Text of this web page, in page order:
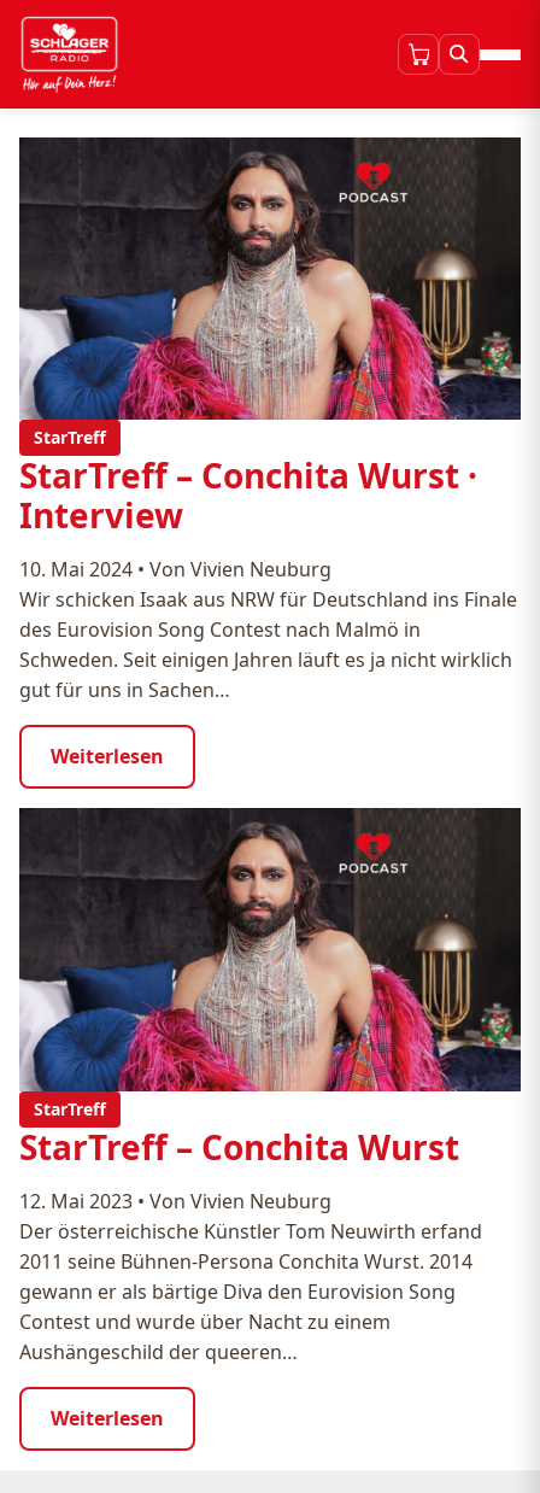
StarTreff
StarTreff – Conchita Wurst ·
Interview
10. Mai 2024 • Von Vivien Neuburg
Wir schicken Isaak aus NRW für Deutschland ins Finale
des Eurovision Song Contest nach Malmö in
Schweden. Seit einigen Jahren läuft es ja nicht wirklich
gut für uns in Sachen…
Weiterlesen
StarTreff
StarTreff – Conchita Wurst
12. Mai 2023 • Von Vivien Neuburg
Der österreichische Künstler Tom Neuwirth erfand
2011 seine Bühnen-Persona Conchita Wurst. 2014
gewann er als bärtige Diva den Eurovision Song
Contest und wurde über Nacht zu einem
Aushängeschild der queeren…
Weiterlesen